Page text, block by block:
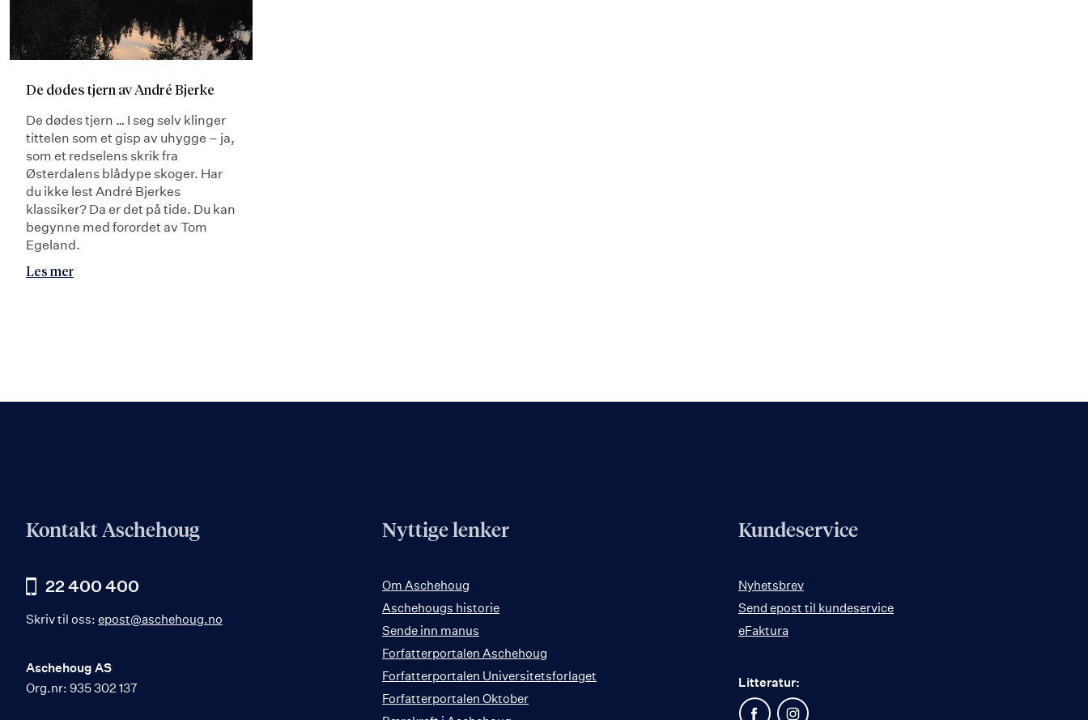
De dødes tjern av André Bjerke
De dødes tjern … I seg selv klinger
tittelen som et gisp av uhygge – ja,
som et redselens skrik fra
Østerdalens blådype skoger. Har
du ikke lest André Bjerkes
klassiker? Da er det på tide. Du kan
begynne med forordet av Tom
Egeland.
Les mer
Kontakt Aschehoug
22 400 400
Skriv til oss: epost@aschehoug.no
Aschehoug AS
Org.nr: 935 302 137
Nyttige lenker
Om Aschehoug
Aschehougs historie
Sende inn manus
Forfatterportalen Aschehoug
Forfatterportalen Universitetsforlaget
Forfatterportalen Oktober
Kundeservice
Nyhetsbrev
Send epost til kundeservice
eFaktura
Litteratur: